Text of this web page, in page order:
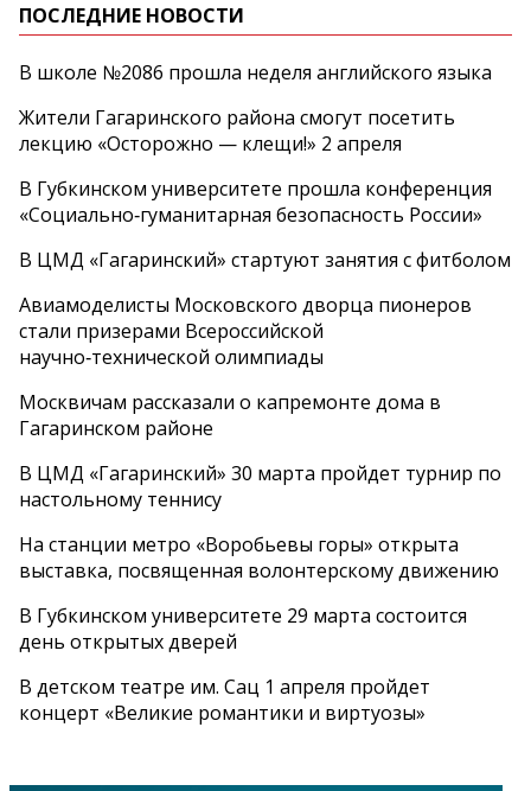
ПОСЛЕДНИЕ НОВОСТИ
В школе №2086 прошла неделя английского языка
Жители Гагаринского района смогут посетить
лекцию «Осторожно — клещи!» 2 апреля
В Губкинском университете прошла конференция
«Социально‑гуманитарная безопасность России»
В ЦМД «Гагаринский» стартуют занятия с фитболом
Авиамоделисты Московского дворца пионеров
стали призерами Всероссийской
научно‑технической олимпиады
Москвичам рассказали о капремонте дома в
Гагаринском районе
В ЦМД «Гагаринский» 30 марта пройдет турнир по
настольному теннису
На станции метро «Воробьевы горы» открыта
выставка, посвященная волонтерскому движению
В Губкинском университете 29 марта состоится
день открытых дверей
В детском театре им. Сац 1 апреля пройдет
концерт «Великие романтики и виртуозы»